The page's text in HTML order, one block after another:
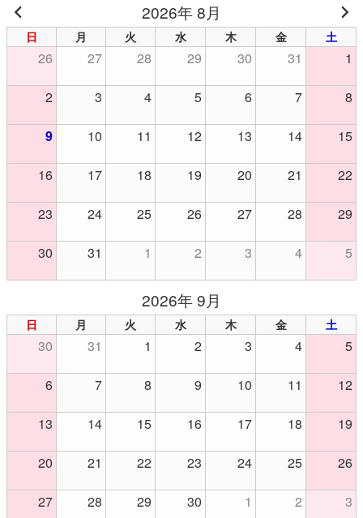
2026年 8月
日 月 火 水 木 金 土
26 27 28 29 30 31 1
2 3 4 5 6 7 8
9 10 11 12 13 14 15
16 17 18 19 20 21 22
23 24 25 26 27 28 29
30 31 1 2 3 4 5
2026年 9月
日 月 火 水 木 金 土
30 31 1 2 3 4 5
6 7 8 9 10 11 12
13 14 15 16 17 18 19
20 21 22 23 24 25 26
27 28 29 30 1 2 3